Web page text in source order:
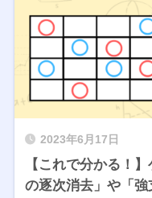
2023年6月17日
【これで分かる！
の逐次消去」や「